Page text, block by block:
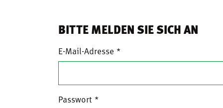
BITTE MELDEN SIE SICH AN
E-Mail-Adresse
Passwort